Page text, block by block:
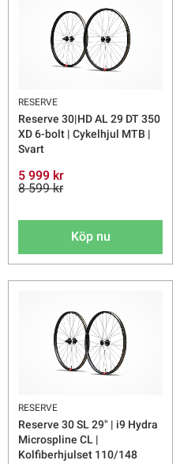
RESERVE
Reserve 30|HD AL 29 DT 350
XD 6-bolt | Cykelhjul MTB |
Svart
5 999 kr
8 599 kr
Köp nu
RESERVE
Reserve 30 SL 29" | i9 Hydra
Microspline CL |
Kolfiberhjulset 110/148